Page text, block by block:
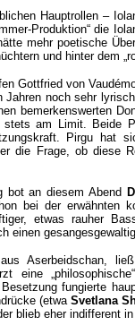
Hauptrollen –
Produktion“ die
mehr poetische
und hinter dem
Gottfried von
Jahren noch sehr
bemerkenswerten
am Limit. Beide
Pirgu hat
die Frage, ob
bot an diesem Abend
bei der erwähnten
etwas rauher
einen
Aserbeidschan,
eine
fungierte
(etwaSvetlana
blieb eher indifferent